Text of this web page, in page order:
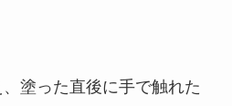
塗った直後に手で触れた